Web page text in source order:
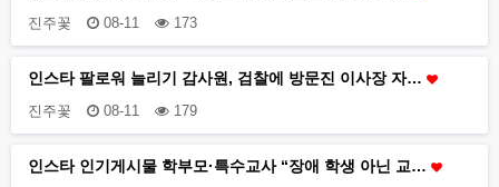
진주꽃 08-11 173
인스타 팔로워 늘리기 감사원, 검찰에 방문진 이사장 자…
진주꽃 08-11 179
인스타 인기게시물 학부모·특수교사 “장애 학생 아닌 교…